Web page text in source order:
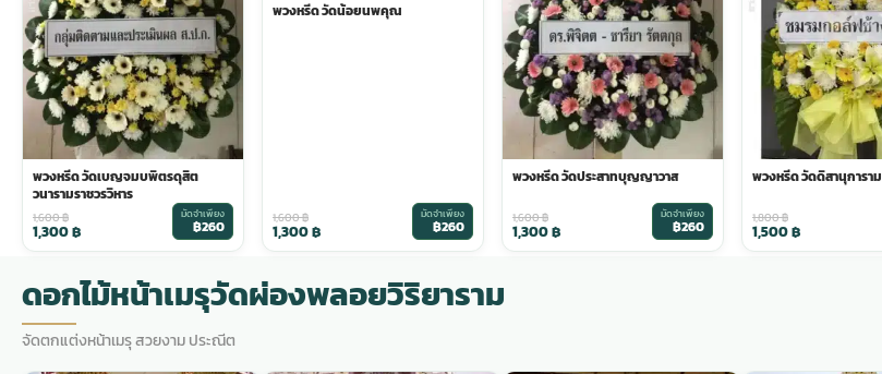
ดอกไม้งานศพ ออนไลน์
พวงดอกไม้งานศพ
tpdecorate ปูพื้น
พวงหรีด วัดเบญจมบพิตรดุสิต
วนารามราชวรวิหาร
1,600฿
1,300฿
มัดจำเพียง
฿260
พวงหรีด วัดน้อยนพคุณ
1,600฿
1,300฿
มัดจำเพียง
฿260
พวงหรีด วัดประสาทบุญญาวาส
1,600฿
1,300฿
มัดจำเพียง
฿260
พวงหรีด วัดดิสานุการาม
1,800฿
1,500฿
ดอกไม้หน้าเมรุวัดผ่องพลอยวิริยาราม
จัดตกแต่งหน้าเมรุ สวยงาม ประณีต